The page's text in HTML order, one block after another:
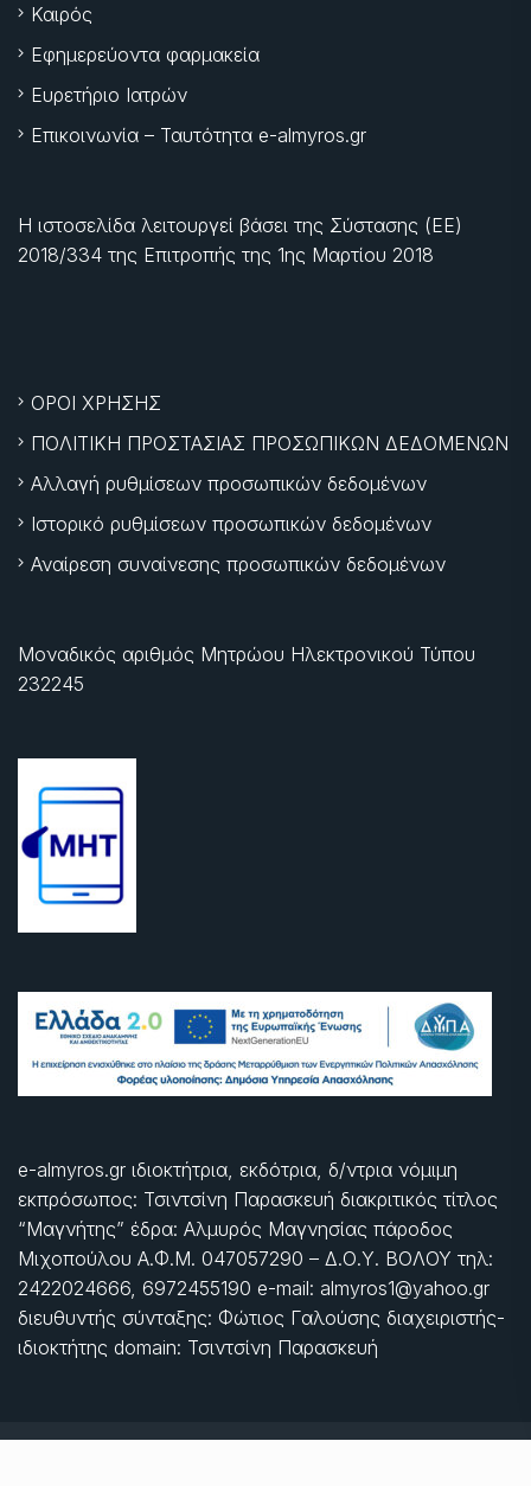
Καιρός
Εφημερεύοντα φαρμακεία
Ευρετήριο Ιατρών
Επικοινωνία – Ταυτότητα e-almyros.gr
Η ιστοσελίδα λειτουργεί βάσει της Σύστασης (ΕΕ)
2018/334 της Επιτροπής της 1ης Μαρτίου 2018
ΟΡΟΙ ΧΡΗΣΗΣ
ΠΟΛΙΤΙΚΗ ΠΡΟΣΤΑΣΙΑΣ ΠΡΟΣΩΠΙΚΩΝ ΔΕΔΟΜΕΝΩΝ
Αλλαγή ρυθμίσεων προσωπικών δεδομένων
Ιστορικό ρυθμίσεων προσωπικών δεδομένων
Αναίρεση συναίνεσης προσωπικών δεδομένων
Μοναδικός αριθμός Μητρώου Ηλεκτρονικού Τύπου
232245
e-almyros.gr ιδιοκτήτρια, εκδότρια, δ/ντρια νόμιμη
εκπρόσωπος: Τσιντσίνη Παρασκευή διακριτικός τίτλος
“Μαγνήτης” έδρα: Αλμυρός Μαγνησίας πάροδος
Μιχοπούλου Α.Φ.Μ. 047057290 – Δ.Ο.Υ. ΒΟΛΟΥ τηλ:
2422024666, 6972455190 e-mail: almyros1@yahoo.gr
διευθυντής σύνταξης: Φώτιος Γαλούσης διαχειριστής-
ιδιοκτήτης domain: Τσιντσίνη Παρασκευή